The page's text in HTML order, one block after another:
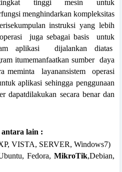
tingkat tinggi mesin untuk
menghindarkan kompleksitas
instruksi yang lebih
juga sebagai basis
untuk
aplikasi
dijalankan diatas
itumemanfaatkan sumber daya
meminta layanansistem
operasi
aplikasi sehingga penggunaan
dapatdilakukan secara benar dan
antara lain :
VISTA, SERVER, Windows7)
Fedora, MikroTik,Debian,